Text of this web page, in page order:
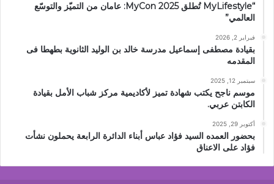
“MyLifestyle تُطلق MyCon 2025: عامان من التميّز والتوسّع
العالمي”
فبراير 2, 2026
بقيادة مصطفى إسماعيل مدرسة خالد بن الوليد الثانوية بطهطا فى
المقدمه
سبتمبر 12, 2025
موسم ناجح يكتب شهادة تميز لأكاديمية مركز شباب الأمل بقيادة
الكابتن عربي.
أكتوبر 29, 2025
بحضور العمده السيد فؤاد عباس أبناء الدائرة الرابعة يحملون نشأت
فؤاد على الاعناق